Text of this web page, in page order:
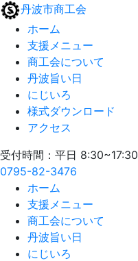
丹波市商工会
ホーム
支援メニュー
商工会について
丹波旨い日
にじいろ
様式ダウンロード
アクセス
受付時間：平日 8:30~17:30
0795-82-3476
ホーム
支援メニュー
商工会について
丹波旨い日
にじいろ